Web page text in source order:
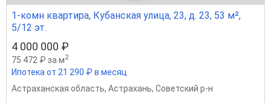
1-комн квартира, Кубанская улица, 23, д. 23, 53 м²,
5/12 эт.
4 000 000 ₽
75 472 ₽ за м2
Ипотека от 21 290 ₽ в месяц
Астраханская область, Астрахань, Советский р-н